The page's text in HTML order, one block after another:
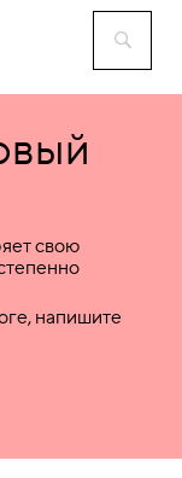
свою
напишите